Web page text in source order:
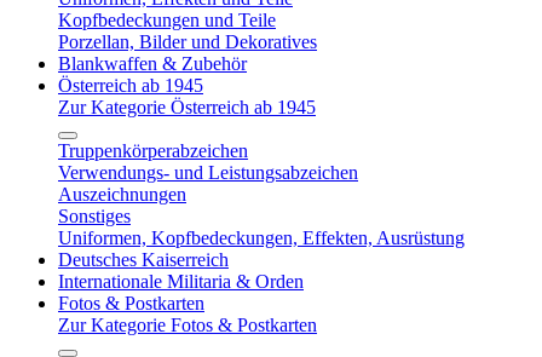
Kopfbedeckungen und Teile
Porzellan, Bilder und Dekoratives
Blankwaffen & Zubehör
Österreich ab 1945
Zur Kategorie Österreich ab 1945
Truppenkörperabzeichen
Verwendungs- und Leistungsabzeichen
Auszeichnungen
Sonstiges
Uniformen, Kopfbedeckungen, Effekten, Ausrüstung
Deutsches Kaiserreich
Internationale Militaria & Orden
Fotos & Postkarten
Zur Kategorie Fotos & Postkarten